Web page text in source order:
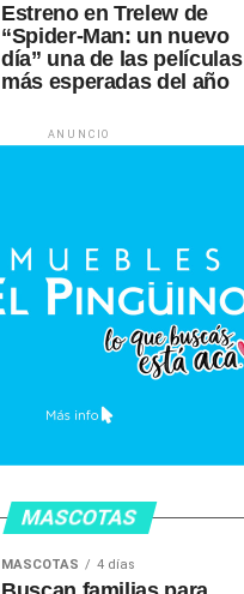
Estreno en Trelew de
“Spider-Man: un nuevo
día” una de las películas
más esperadas del año
ANUNCIO
MASCOTAS
MASCOTAS 4 días